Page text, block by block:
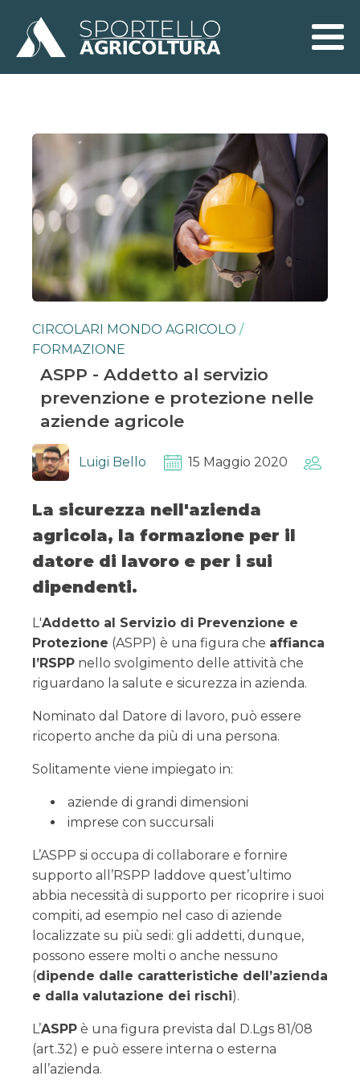
CIRCOLARI MONDO AGRICOLO /
FORMAZIONE
ASPP - Addetto al servizio
prevenzione e protezione nelle
aziende agricole
Luigi Bello 15 Maggio 2020
La sicurezza nell'azienda
agricola, la formazione per il
datore di lavoro e per i sui
dipendenti.
L'Addetto al Servizio di Prevenzione e
Protezione (ASPP) è una figura che affianca
l’RSPP nello svolgimento delle attività che
riguardano la salute e sicurezza in azienda.
Nominato dal Datore di lavoro, può essere
ricoperto anche da più di una persona.
Solitamente viene impiegato in:
aziende di grandi dimensioni
imprese con succursali
L’ASPP si occupa di collaborare e fornire
supporto all’RSPP laddove quest’ultimo
abbia necessità di supporto per ricoprire i suoi
compiti, ad esempio nel caso di aziende
localizzate su più sedi: gli addetti, dunque,
possono essere molti o anche nessuno
(dipende dalle caratteristiche dell’azienda
e dalla valutazione dei rischi).
L’ASPP è una figura prevista dal D.Lgs 81/08
(art.32) e può essere interna o esterna
all’azienda.